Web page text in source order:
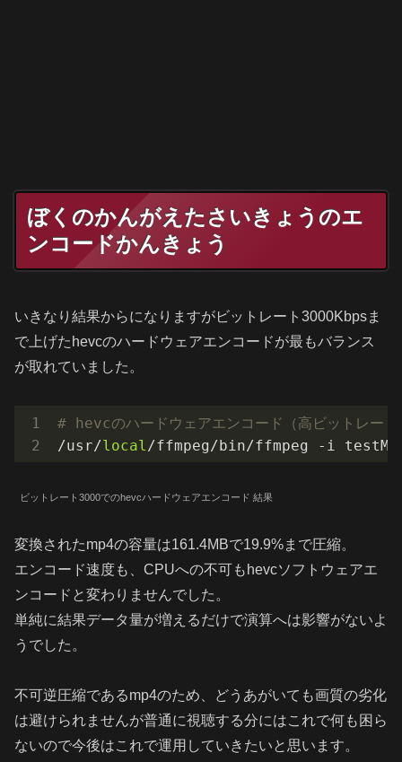
ぼくのかんがえたさいきょうのエ
ンコードかんきょう
いきなり結果からになりますがビットレート3000Kbpsま
で上げたhevcのハードウェアエンコードが最もバランス
が取れていました。
# hevcのハードウェアエンコード（高ビットレート
/usr/local /ffmpeg/bin/ffmpeg -i
ビットレート3000でのhevcハードウェアエンコード 結果
変換されたmp4の容量は161.4MBで19.9%まで圧縮。
エンコード速度も、CPUへの不可もhevcソフトウェアエ
ンコードと変わりませんでした。
単純に結果データ量が増えるだけで演算へは影響がないよ
うでした。
不可逆圧縮であるmp4のため、どうあがいても画質の劣化
は避けられませんが普通に視聴する分にはこれで何も困ら
ないので今後はこれで運用していきたいと思います。